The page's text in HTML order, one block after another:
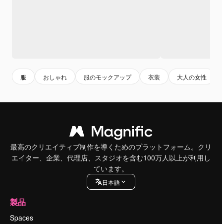
服 おしゃれ 服のモックアップ 衣装 大人の女性
最高のクリエイティブ制作を導くためのプラットフォーム。クリ
エイター、企業、代理店、スタジオを含む100万人以上が利用し
ています。
日本語
製品
Spaces